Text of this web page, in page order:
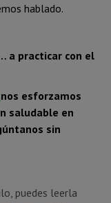
hablado.
a practicar con el
nos esforzamos
saludable en
sin
puedes leerla